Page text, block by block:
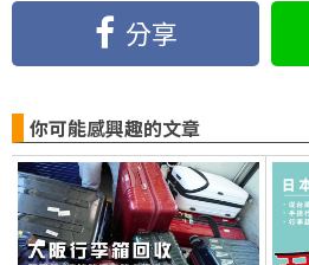
分享
你可能感興趣的文章